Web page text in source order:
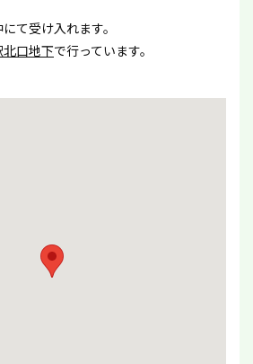
て受け入れます。
口地下で行っています。